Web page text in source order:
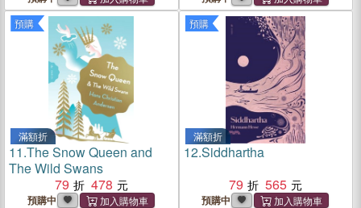
預購
滿額折
11.The Snow Queen and
The Wild Swans
79
478
預購中
預購
滿額折
12.Siddhartha
79
565
預購中